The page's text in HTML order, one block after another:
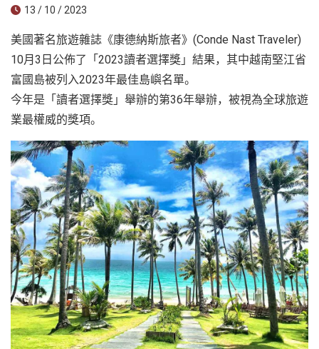
在
南
最
好
的
合
夥
伴！
越
南
LOCAL
旅
行
社
13 / 10 / 2023
美國著名旅遊雜誌《康德納斯旅者》(Conde Nast Traveler)
10月3日公佈了「2023讀者選擇獎」結果，其中越南堅江省
富國島被列入2023年最佳島嶼名單。
今年是「讀者選擇獎」舉辦的第36年舉辦，被視為全球旅遊
業最權威的獎項。